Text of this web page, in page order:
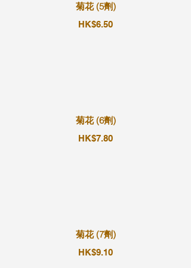
菊花 (5劑)
HK$6.50
菊花 (6劑)
HK$7.80
菊花 (7劑)
HK$9.10